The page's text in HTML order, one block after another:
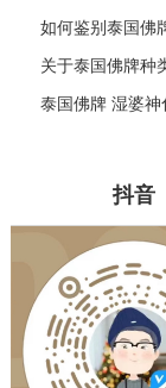
如何鉴别泰国佛
关于泰国佛牌种
泰国佛牌 湿婆
抖音